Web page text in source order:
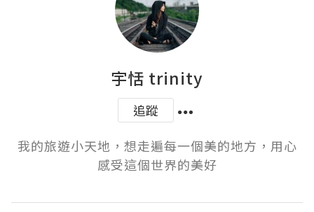
宇恬 trinity
追蹤
我的旅遊小天地，想走遍每一個美的地方，用心
感受這個世界的美好